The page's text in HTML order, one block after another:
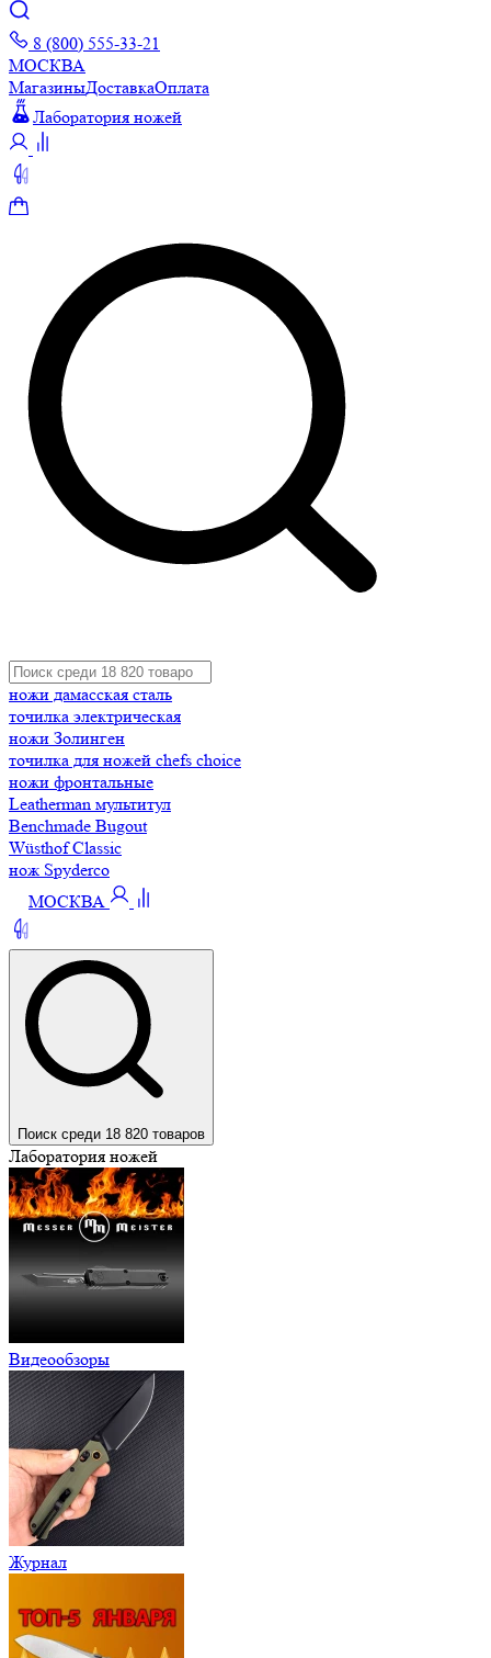
8 (800) 555-33-21
МОСКВА
МагазиныДоставкаОплата
Лаборатория ножей
ножи дамасская сталь
точилка электрическая
ножи Золинген
точилка для ножей chefs choice
ножи фронтальные
Leatherman мультитул
Benchmade Bugout
Wüsthof Classic
нож Spyderco
МОСКВА
Поиск среди 18 820 товаров
Лаборатория ножей
Видеообзоры
Журнал